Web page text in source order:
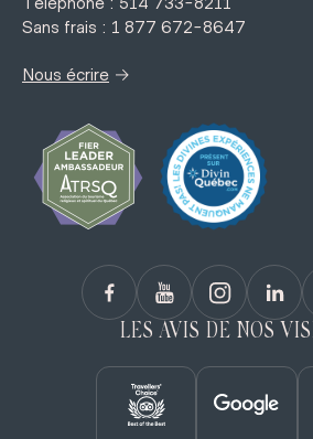
LES AVIS DE NOS
Téléphone : 514 733-8211
Sans frais : 1 877 672-8647
Nous écrire →